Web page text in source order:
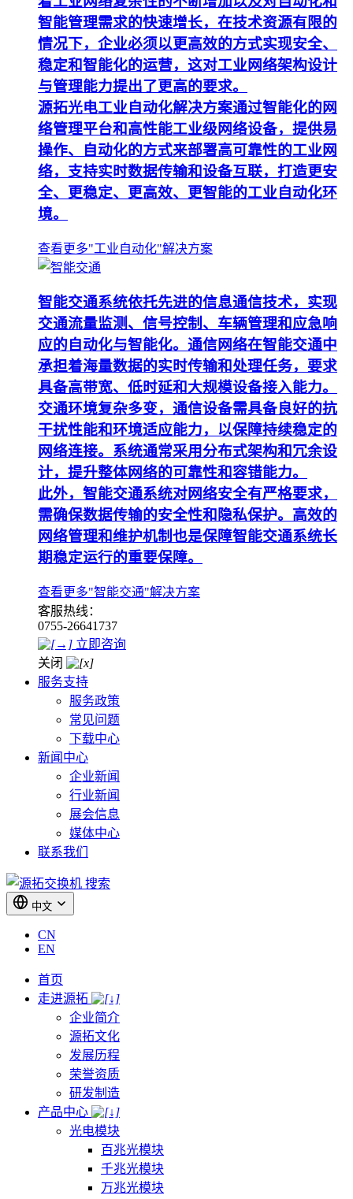
智能管理需求的快速增长，在技术资源有限的
情况下，企业必须以更高效的方式实现安全、
稳定和智能化的运营，这对工业网络架构设计
与管理能力提出了更高的要求。
源拓光电工业自动化解决方案通过智能化的网
络管理平台和高性能工业级网络设备，提供易
操作、自动化的方式来部署高可靠性的工业网
络，支持实时数据传输和设备互联，打造更安
全、更稳定、更高效、更智能的工业自动化环
境。
查看更多"工业自动化"解决方案
智能交通系统依托先进的信息通信技术，实现
交通流量监测、信号控制、车辆管理和应急响
应的自动化与智能化。通信网络在智能交通中
承担着海量数据的实时传输和处理任务，要求
具备高带宽、低时延和大规模设备接入能力。
交通环境复杂多变，通信设备需具备良好的抗
干扰性能和环境适应能力，以保障持续稳定的
网络连接。系统通常采用分布式架构和冗余设
计，提升整体网络的可靠性和容错能力。
此外，智能交通系统对网络安全有严格要求，
需确保数据传输的安全性和隐私保护。高效的
网络管理和维护机制也是保障智能交通系统长
期稳定运行的重要保障。
查看更多"智能交通"解决方案
客服热线：
0755-26641737
立即咨询
关闭
服务支持
服务政策
常见问题
下载中心
新闻中心
企业新闻
行业新闻
展会信息
媒体中心
联系我们
搜索
中文
CN
EN
首页
走进源拓
企业简介
源拓文化
发展历程
荣誉资质
研发制造
产品中心
光电模块
百兆光模块
千兆光模块
万兆光模块